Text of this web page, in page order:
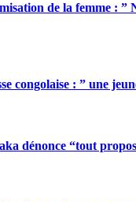
de la femme :
congolaise : ” une
dénonce “tout